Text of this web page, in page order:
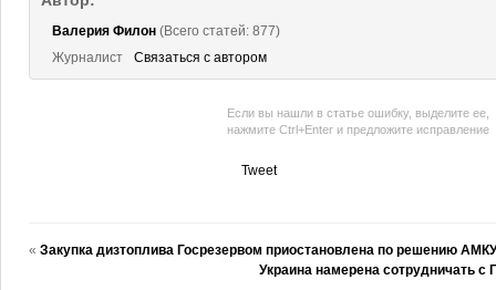
Валерия Филон (Всего статей: 877)
Журналист
Связаться с автором
Если вы нашли в статье ошибку, выделите ее,
нажмите Ctrl+Enter и предложите исправление
Tweet
« Закупка дизтоплива Госрезервом приостановлена по решению АМКУ
Украина намерена сотрудничать с